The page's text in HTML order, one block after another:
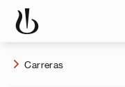
Carreras